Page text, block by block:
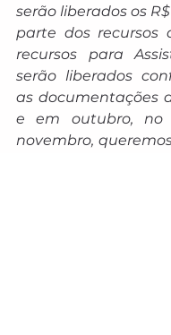
serão liberados os
parte dos recursos
recursos para
serão liberados
as documentações
e em outubro, no
novembro,